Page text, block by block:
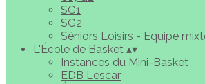
SG1
SG2
Séniors Loisirs - Equipe
L'École de Basket ▴▾
Instances du Mini-Basket
EDB Lescar